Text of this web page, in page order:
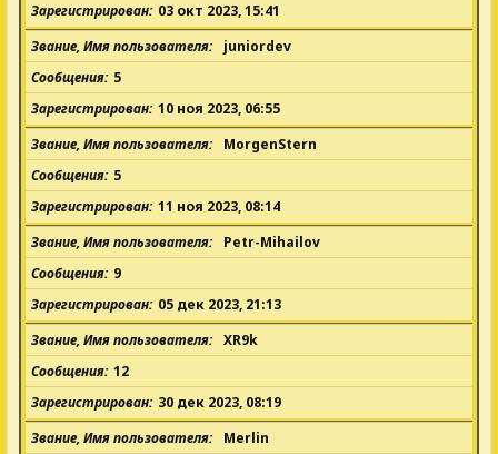
Зарегистрирован 03 окт 2023, 15:41
Звание, Имя пользователя
juniordev
Сообщения 5
Зарегистрирован 10 ноя 2023, 06:55
Звание, Имя пользователя
MorgenStern
Сообщения 5
Зарегистрирован 11 ноя 2023, 08:14
Звание, Имя пользователя
Petr-Mihailov
Сообщения 9
Зарегистрирован 05 дек 2023, 21:13
Звание, Имя пользователя
XR9k
Сообщения 12
Зарегистрирован 30 дек 2023, 08:19
Звание, Имя пользователя
Merlin